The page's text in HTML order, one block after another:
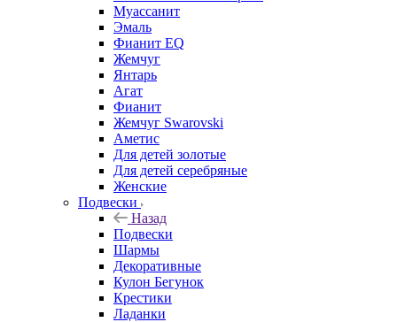
Муассанит
Эмаль
Фианит EQ
Жемчуг
Янтарь
Агат
Фианит
Жемчуг Swarovski
Аметис
Для детей золотые
Для детей серебряные
Женские
Подвески
Назад
Подвески
Шармы
Декоративные
Кулон Бегунок
Крестики
Ладанки